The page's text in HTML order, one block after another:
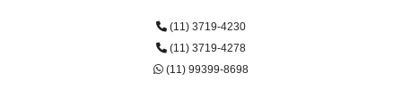
(11) 3719-4230
(11) 3719-4278
(11) 99399-8698